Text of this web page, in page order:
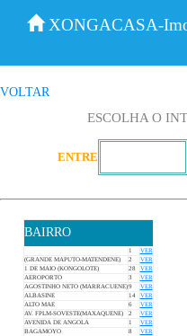
XONGACASA-
VOLTAR
ESCOLHA O
ENTRE
BAIRRO
1
VER
(GRANDE MAPUTO-MATENDENE)
2
VER
1 DE MAIO (KONGOLOTE)
28
VER
AEROPORTO
3
VER
AGOSTINHO NETO (MARRACUENE)9
VER
ALBASINE
14
VER
ALTO MAE
6
VER
AV. FPLM-SOVESTE(MAXAQUENE)
2
VER
AVENIDA DE ANGOLA
1
VER
BAGAMOYO
8
VER